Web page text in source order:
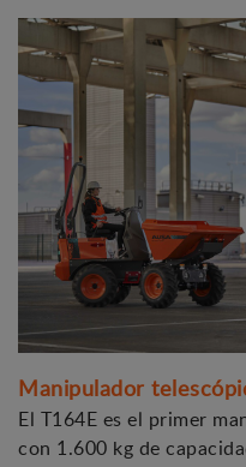
Manipulador
El T164E es el primer
con 1.600 kg de